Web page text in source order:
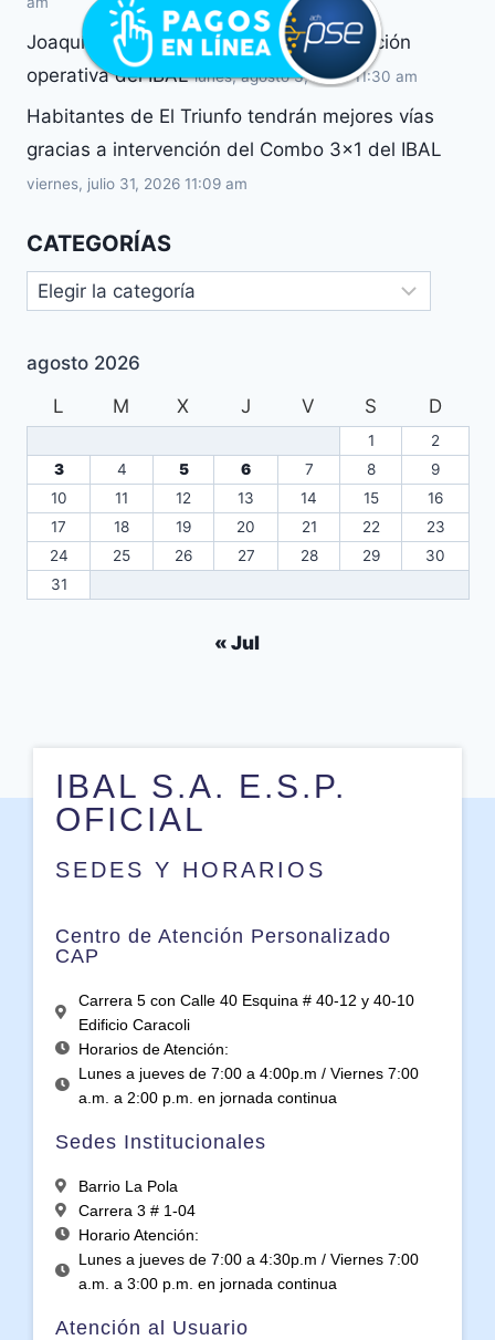
Joaquín Alberto Álvarez llega a la dirección
operativa del IBAL lunes, agosto 3, 2026 11:30 am
Habitantes de El Triunfo tendrán mejores vías
gracias a intervención del Combo 3×1 del IBAL
viernes, julio 31, 2026 11:09 am
CATEGORÍAS
agosto 2026
L
M X J V S D
1
2
3
4 5 6 7 8
9
10
11 12 13 14 15
16
17
18 19 20 21 22
23
24
25 26 27 28 29
30
31
« Jul
IBAL S.A. E.S.P.
OFICIAL
SEDES Y HORARIOS
Centro de Atención Personalizado
CAP
Carrera 5 con Calle 40 Esquina # 40-12 y 40-10
Edificio Caracoli
Horarios de Atención:
Lunes a jueves de 7:00 a 4:00p.m / Viernes 7:00
a.m. a 2:00 p.m. en jornada continua
Sedes Institucionales
Barrio La Pola
Carrera 3 # 1-04
Horario Atención:
Lunes a jueves de 7:00 a 4:30p.m / Viernes 7:00
a.m. a 3:00 p.m. en jornada continua
Atención al Usuario